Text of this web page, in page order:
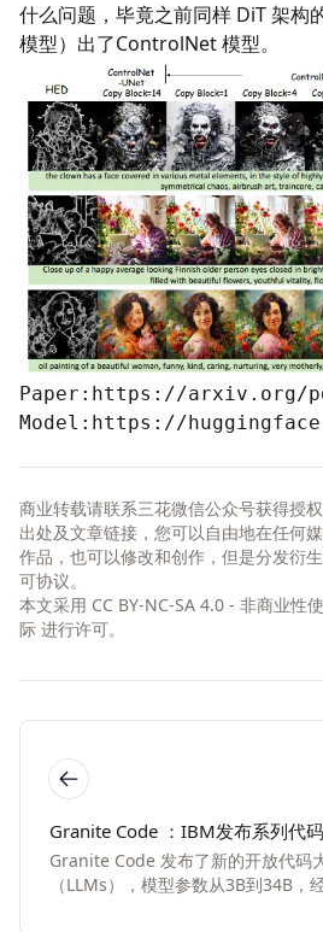
什么问题，毕竟之前同样 DiT 架构
模型）出了ControlNet 模型。
Paper: https://arxiv.org/
Model: https://
商业转载请联系三花微信公众号获得授
出处及文章链接，您可以自由地在任何
作品，也可以修改和创作，但是分发衍
可协议。
本文采用 CC BY-NC-SA 4.0 - 非商业性
际 进行许可。
Granite Code ：IBM发布系列代
Granite Code 发布了新的开放代码
（LLMs），模型参数从3B到34B，